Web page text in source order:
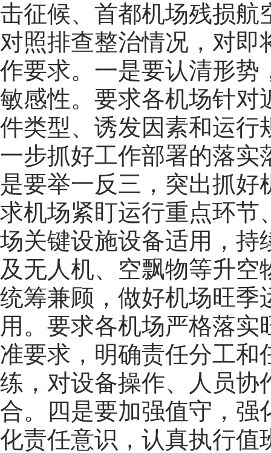
击征候、首都机场残损航
对照排查整治情况，对
作要求。一是要认清形势
敏感性。要求各机场针对
件类型、诱发因素和运行
一步抓好工作部署的落实
是要举一反三，突出抓
求机场紧盯运行重点环节
场关键设施设备适用，持
及无人机、空飘物等升
统筹兼顾，做好机场旺季
用。要求各机场严格落
准要求，明确责任分工和
练，对设备操作、人员协
合。四是要加强值守，强
化责任意识，认真执行值